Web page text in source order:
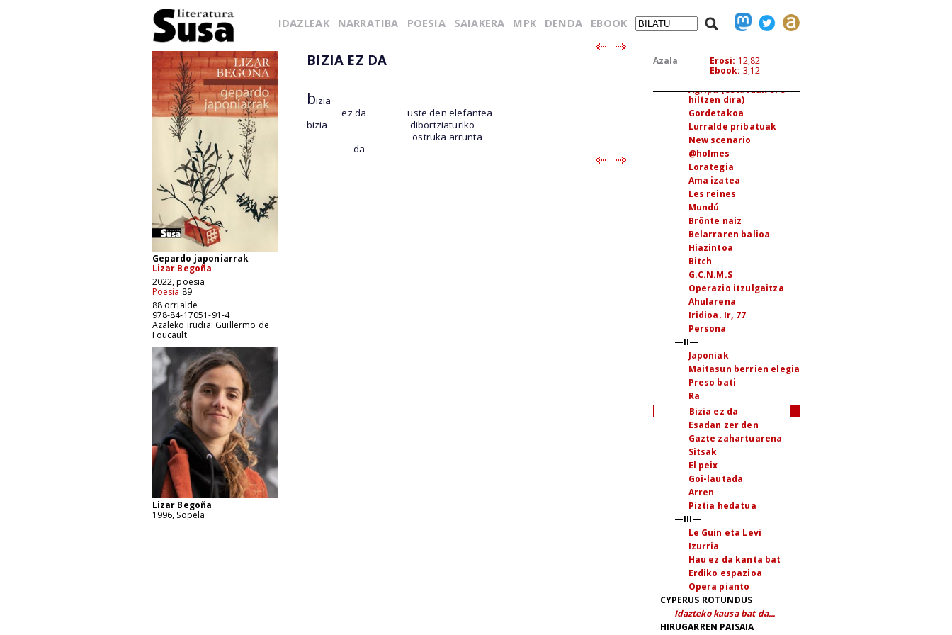
Gepardo japoniarrak
Lizar Begoña
2022, poesia
Poesia 89
88 orrialde
978-84-17051-91-4
Azaleko irudia: Guillermo de
Foucault
Lizar Begoña
1996, Sopela
IDAZLEAK NARRATIBA POESIA SAIAKERA MPK DENDA EBOOK
Azala Erosi: 12,82
Ebook: 3,12
hau da amaiera...
INTENTZIORIK GABEKO KIMUAK
Zoologikoa
Kasiopea
Agripa (estatuak ere
hiltzen dira)
Gordetakoa
Lurralde pribatuak
New scenario
@holmes
Lorategia
Ama izatea
Les reines
Mundú
Brönte naiz
Belarraren balioa
Hiazintoa
Bitch
G.C.N.M.S
Operazio itzulgaitza
Ahularena
Iridioa. Ir, 77
Persona
—II—
Japoniak
Maitasun berrien elegia
Preso bati
Ra
Bizia ez da
Esadan zer den
Gazte zahartuarena
Sitsak
El peix
Goi-lautada
Arren
Piztia hedatua
—III—
Le Guin eta Levi
Izurria
Hau ez da kanta bat
Erdiko espazioa
Opera pianto
CYPERUS ROTUNDUS
Idazteko kausa bat da...
HIRUGARREN PAISAIA
BIZIA EZ DA
bizia
ez da
uste den elefantea
bizia
dibortziaturiko
ostruka arrunta
da